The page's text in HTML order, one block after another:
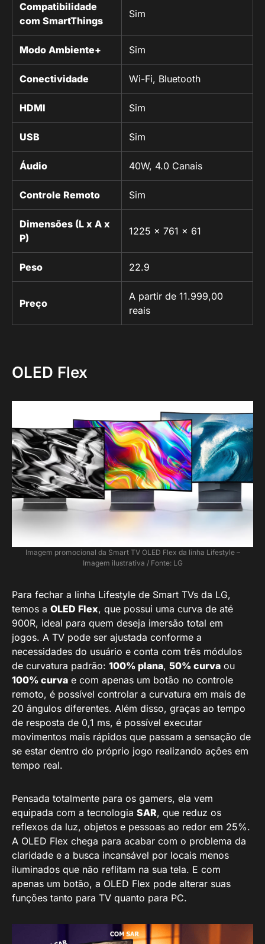
Compatibilidade
com SmartThings
Sim
Modo Ambiente+ Sim
Conectividade Wi-Fi, Bluetooth
HDMI Sim
USB Sim
Áudio 40W, 4.0 Canais
Controle Remoto Sim
Dimensões (L x A x
P)
1225 x 761 x 61
Peso 22.9
Preço
A partir de 11.999,00
reais
OLED Flex
Imagem promocional da Smart TV OLED Flex da linha Lifestyle –
Imagem ilustrativa / Fonte: LG
Para fechar a linha Lifestyle de Smart TVs da LG,
temos a OLED Flex, que possui uma curva de até
900R, ideal para quem deseja imersão total em
jogos. A TV pode ser ajustada conforme a
necessidades do usuário e conta com três módulos
de curvatura padrão: 100% plana, 50% curva ou
100% curva e com apenas um botão no controle
remoto, é possível controlar a curvatura em mais de
20 ângulos diferentes. Além disso, graças ao tempo
de resposta de 0,1 ms, é possível executar
movimentos mais rápidos que passam a sensação de
se estar dentro do próprio jogo realizando ações em
tempo real.
Pensada totalmente para os gamers, ela vem
equipada com a tecnologia SAR, que reduz os
reflexos da luz, objetos e pessoas ao redor em 25%.
A OLED Flex chega para acabar com o problema da
claridade e a busca incansável por locais menos
iluminados que não reflitam na sua tela. E com
apenas um botão, a OLED Flex pode alterar suas
funções tanto para TV quanto para PC.